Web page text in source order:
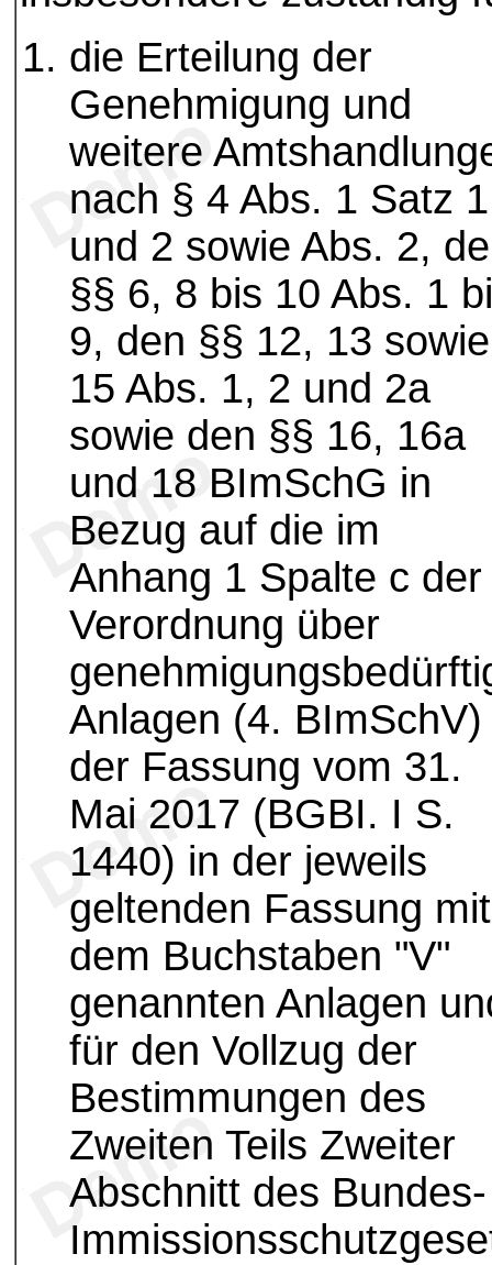
die Erteilung der
Genehmigung und
weitere
nach § 4 Abs. 1 Satz 1
und 2 sowie Abs. 2,
§§ 6, 8 bis 10 Abs. 1
9, den §§ 12, 13 sowie
15 Abs. 1, 2 und 2a
sowie den §§ 16, 16a
und 18 BImSchG in
Bezug auf die im
Anhang 1 Spalte c der
Verordnung über
Anlagen (4. BImSchV)
der Fassung vom 31.
Mai 2017 (BGBI. I S.
1440) in der jeweils
geltenden Fassung mit
dem Buchstaben "V"
genannten Anlagen
für den Vollzug der
Bestimmungen des
Zweiten Teils Zweiter
Abschnitt des Bundes-